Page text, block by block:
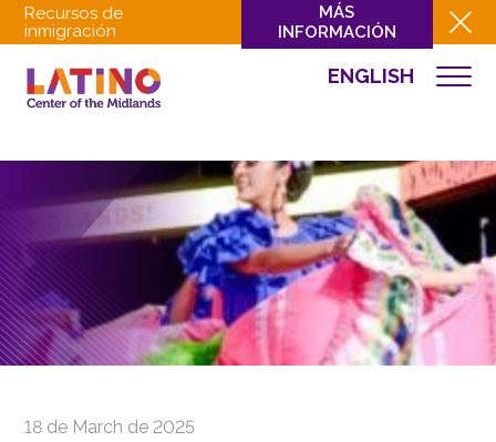
Recursos de
inmigración
MÁS
INFORMACIÓN
ENGLISH
QUIÉNES SOMOS
INVOLUCRARSE
EVENTOS
NOTICIAS
RECURSOS
EVENTOS
18 de March de 2025